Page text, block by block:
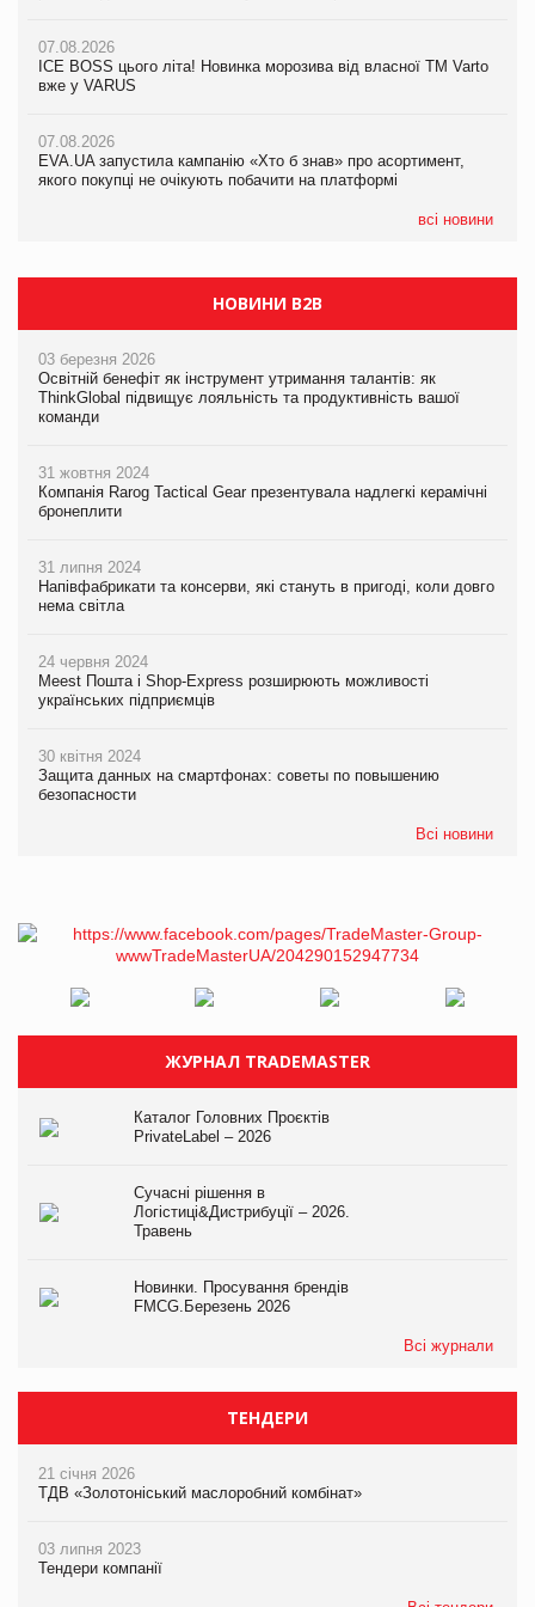
07.08.2026
ICE BOSS цього літа! Новинка морозива від власної ТМ Varto
вже у VARUS
07.08.2026
EVA.UA запустила кампанію «Хто б знав» про асортимент,
якого покупці не очікують побачити на платформі
всі новини
07.08.2026
ICE BOSS цього літа! Новинка морозива від власної ТМ Varto
вже у VARUS
07.08.2026
EVA.UA запустила кампанію «Хто б знав» про асортимент,
якого покупці не очікують побачити на платформі
Продажі Hugo Boss впали на 9%
НОВИНИ B2B
03 березня 2026
Освітній бенефіт як інструмент утримання талантів: як
ThinkGlobal підвищує лояльність та продуктивність вашої
команди
31 жовтня 2024
Компанія Rarog Tactical Gear презентувала надлегкі керамічні
бронеплити
31 липня 2024
Напівфабрикати та консерви, які стануть в пригоді, коли довго
нема світла
24 червня 2024
Meest Пошта і Shop-Express розширюють можливості
українських підприємців
30 квітня 2024
Защита данных на смартфонах: советы по повышению
безопасности
Всі новини
ЖУРНАЛ TRADEMASTER
Каталог Головних Проєктів
PrivateLabel – 2026
Сучасні рішення в
Логістиці&Дистрибуції – 2026.
Травень
Новинки. Просування брендів
FMCG.Березень 2026
Всі журнали
ТЕНДЕРИ
21 січня 2026
ТДВ «Золотоніський маслоробний комбінат»
03 липня 2023
Тендери компанії